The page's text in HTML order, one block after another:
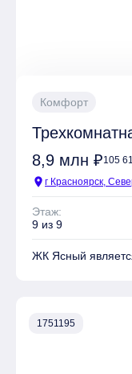
Комфорт
8,9 млн ₽105
location_on г Красноярск,
Этаж:
9 из 9
ЖК Ясный
для отдыха
1751195